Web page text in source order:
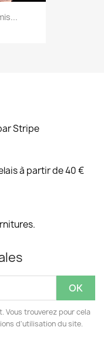
Stripe
à partir de 40 €
Vous trouverez pour cela
d'utilisation du site.